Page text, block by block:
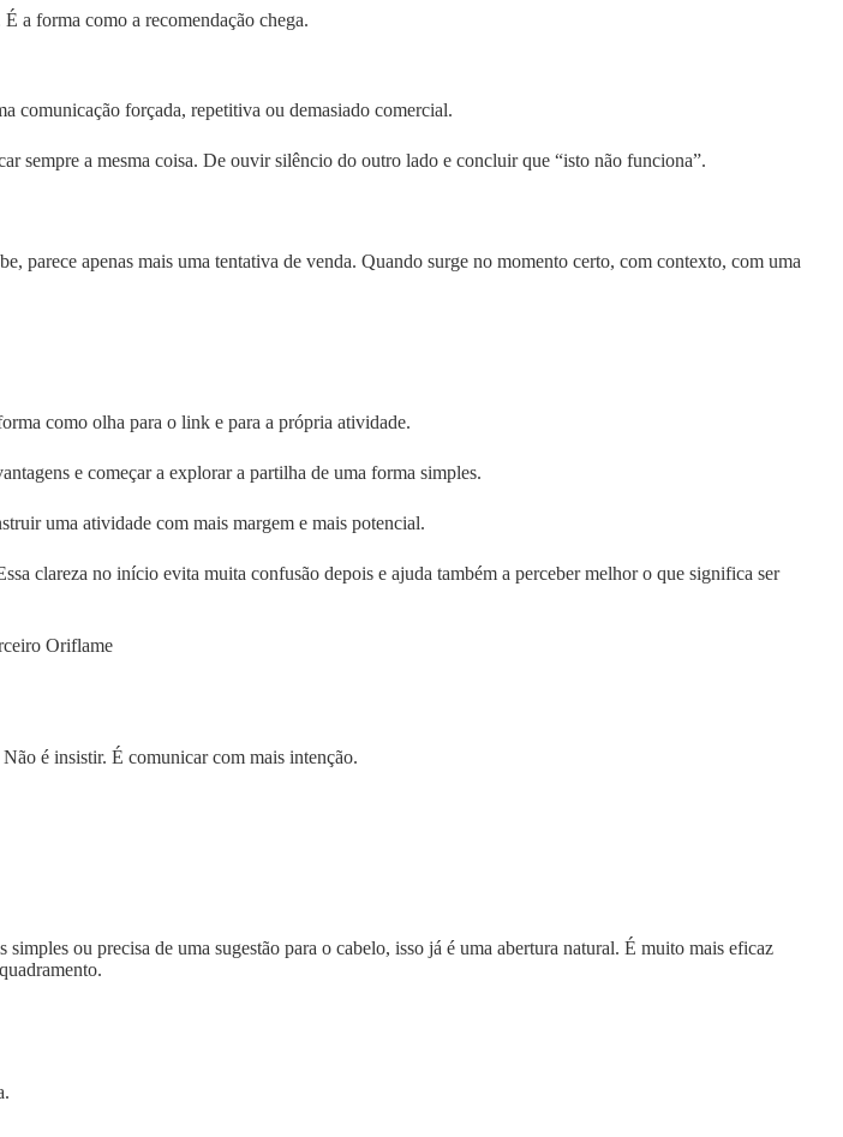
a forma como a recomendação chega.
comunicação forçada, repetitiva ou demasiado comercial.
sempre a mesma coisa. De ouvir silêncio do outro lado e concluir que “isto não funciona”.
parece apenas mais uma tentativa de venda. Quando surge no momento certo, com contexto, com uma
como olha para o link e para a própria atividade.
e começar a explorar a partilha de uma forma simples.
uma atividade com mais margem e mais potencial.
clareza no início evita muita confusão depois e ajuda também a perceber melhor o que significa ser
é insistir. É comunicar com mais intenção.
ou precisa de uma sugestão para o cabelo, isso já é uma abertura natural. É muito mais eficaz